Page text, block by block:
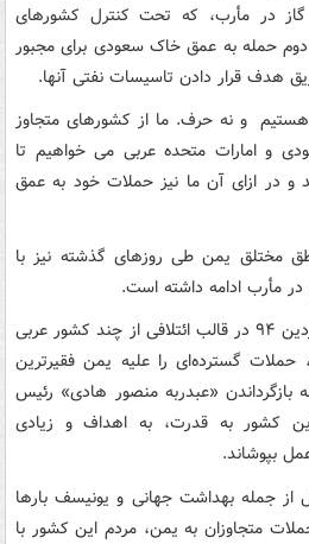
در مأرب، که تحت کنترل کشورهای
دوم حمله به عمق خاک سعودی برای مجبور
هدف قرار دادن تاسیسات نفتی آنها.
و نه حرف. ما از کشورهای متجاوز
و امارات متحده عربی می خواهیم تا
و در ازای آن ما نیز حملات خود به عمق
مختلق یمن طی روزهای گذشته نیز با
مأرب ادامه داشته است.
عربستان سعودی از ششم فروردین ۹۴ در قالب ائتلافی از چند کشور عربی
گسترده‌ای را علیه یمن فقیرترین
بازگرداندن «عبدربه منصور هادی» رئیس
کشور به قدرت، به اهداف و زیادی
بپوشاند.
از جمله بهداشت جهانی و یونیسف بارها
متجاوزان به یمن، مردم این کشور با